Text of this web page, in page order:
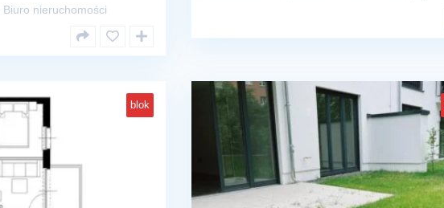
Biuro nieruchomości
blok